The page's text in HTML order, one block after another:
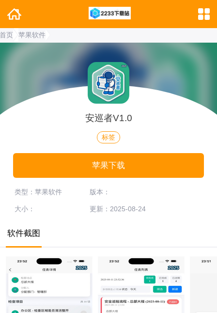
页 苹果软件
安巡者V1.0
标签
苹果下载
类型：苹果软件 版本：
大小： 更新：2025-08-24
软件截图